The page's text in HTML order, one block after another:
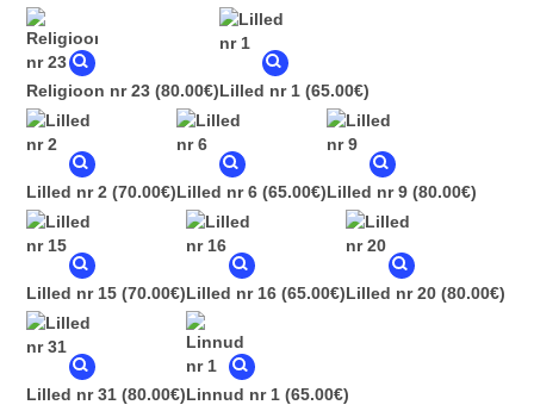
Religioon nr 23 (80.00€)Lilled nr 1 (65.00€)
Lilled nr 2 (70.00€)Lilled nr 6 (65.00€)Lilled nr 9 (80.00€)
Lilled nr 15 (70.00€)Lilled nr 16 (65.00€)Lilled nr 20 (80.00€)
Lilled nr 31 (80.00€)Linnud nr 1 (65.00€)